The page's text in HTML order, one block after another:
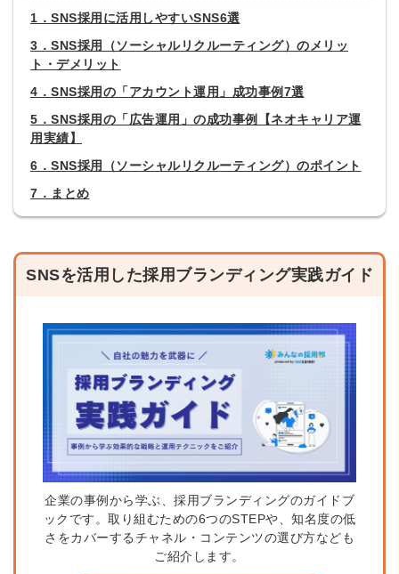
1．SNS採用に活用しやすいSNS6選
3．SNS採用（ソーシャルリクルーティング）のメリッ
ト・デメリット
4．SNS採用の「アカウント運用」成功事例7選
5．SNS採用の「広告運用」の成功事例【ネオキャリア運
用実績】
6．SNS採用（ソーシャルリクルーティング）のポイント
7．まとめ
SNSを活用した採用ブランディング実践ガイド
企業の事例から学ぶ、採用ブランディングのガイドブ
ックです。取り組むための6つのSTEPや、知名度の低
さをカバーするチャネル・コンテンツの選び方なども
ご紹介します。